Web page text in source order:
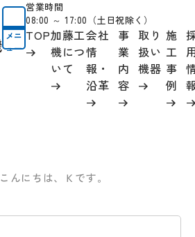
メニ
ュー
営業時間
08:00 ～ 17:00（土日祝除く）
TOP加藤工
機につ
いて
会社
情
報 ・
沿革
事
業
内
容
取り
扱い
機器
施
工
事
例
こんにちは、Ｋです。